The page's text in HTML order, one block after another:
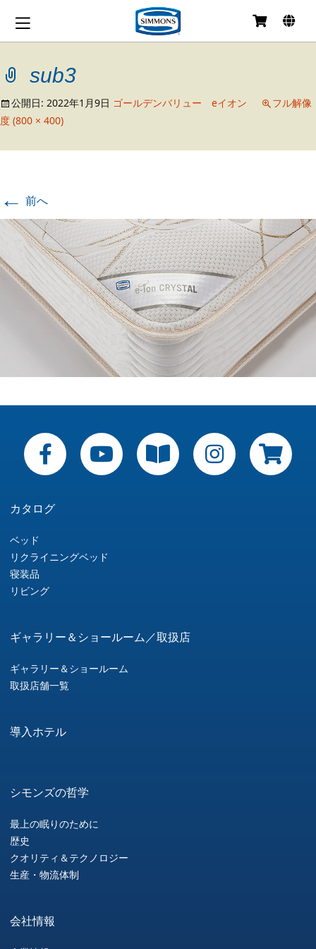
ン
へ
移
動
sub3
公開日: 2022年1月9日 ゴールデンバリュー eイオン
フル解像
度 (800 × 400)
← 前へ
カタログ
ベッド
リクライニングベッド
寝装品
リビング
ギャラリー＆ショールーム／取扱店
ギャラリー＆ショールーム
取扱店舗一覧
導入ホテル
シモンズの哲学
最上の眠りのために
歴史
クオリティ＆テクノロジー
生産・物流体制
会社情報